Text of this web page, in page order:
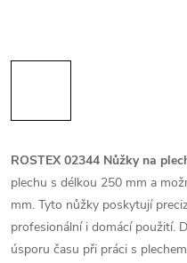
ROSTEX 02344 Nůžky na
plechu s délkou 250 mm a
mm. Tyto nůžky poskytují
profesionální i domácí použití.
úsporu času při práci s